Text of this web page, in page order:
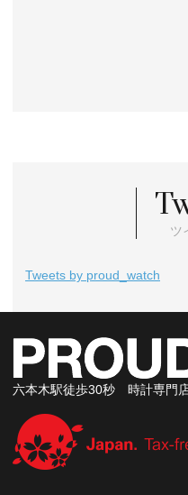
ツ
Tweets by proud_watch
六本木駅徒歩30秒 時計専門